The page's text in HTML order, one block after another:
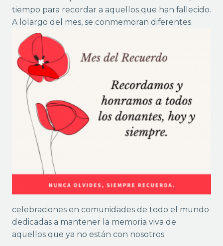
tiempo para recordar a aquellos que han fallecido.
A lolargo del mes, se conmemoran diferentes
celebraciones en comunidades de todo el mundo
dedicadas a mantener la memoria viva de
aquellos que ya no están con nosotros.